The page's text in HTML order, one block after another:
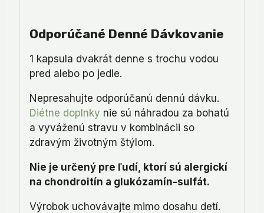
Odporúčané Denné Dávkovanie
1 kapsula dvakrát denne s trochu vodou
pred alebo po jedle.
Nepresahujte odporúčanú dennú dávku.
Diétne doplnky nie sú náhradou za bohatú
a vyváženú stravu v kombinácii so
zdravým životným štýlom.
Nie je určený pre ľudí, ktorí sú alergickí
na chondroitín a glukózamín-sulfát.
Výrobok uchovávajte mimo dosahu detí.